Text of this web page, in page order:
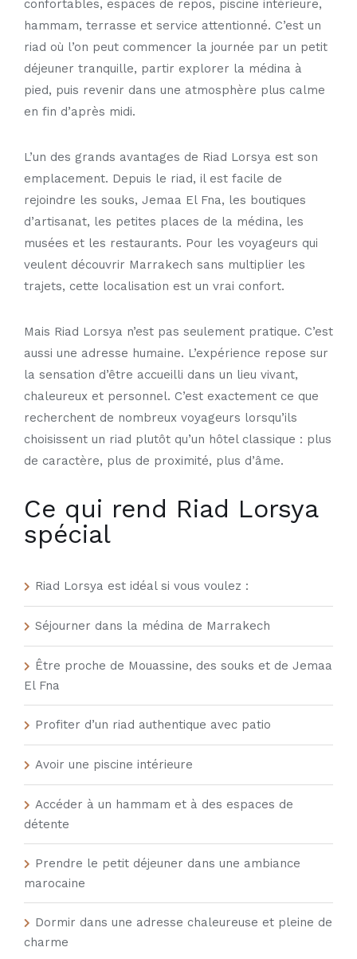
confortables, espaces de repos, piscine intérieure,
hammam, terrasse et service attentionné. C’est un
riad où l’on peut commencer la journée par un petit
déjeuner tranquille, partir explorer la médina à
pied, puis revenir dans une atmosphère plus calme
en fin d’après midi.
L’un des grands avantages de Riad Lorsya est son
emplacement. Depuis le riad, il est facile de
rejoindre les souks, Jemaa El Fna, les boutiques
d’artisanat, les petites places de la médina, les
musées et les restaurants. Pour les voyageurs qui
veulent découvrir Marrakech sans multiplier les
trajets, cette localisation est un vrai confort.
Mais Riad Lorsya n’est pas seulement pratique. C’est
aussi une adresse humaine. L’expérience repose sur
la sensation d’être accueilli dans un lieu vivant,
chaleureux et personnel. C’est exactement ce que
recherchent de nombreux voyageurs lorsqu’ils
choisissent un riad plutôt qu’un hôtel classique : plus
de caractère, plus de proximité, plus d’âme.
Ce qui rend Riad Lorsya
spécial
Riad Lorsya est idéal si vous voulez :
Séjourner dans la médina de Marrakech
Être proche de Mouassine, des souks et de Jemaa
El Fna
Profiter d’un riad authentique avec patio
Avoir une piscine intérieure
Accéder à un hammam et à des espaces de
détente
Prendre le petit déjeuner dans une ambiance
marocaine
Dormir dans une adresse chaleureuse et pleine de
charme